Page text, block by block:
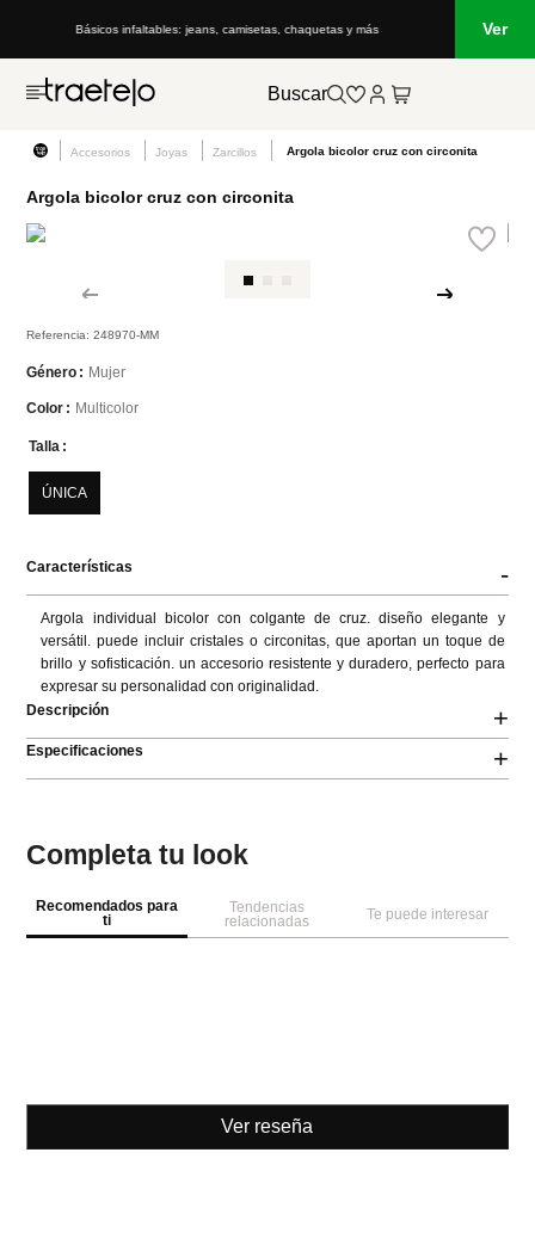
Básicos infaltables: jeans, camisetas, chaquetas y más Ver
Buscar
Accesorios Joyas Zarcillos Argola bicolor cruz con circonita
Argola bicolor cruz con circonita
Referencia:248970-MM
Género Mujer
Color Multicolor
Talla
ÚNICA
Características -
Argola individual bicolor con colgante de cruz. diseño elegante y
versátil. puede incluir cristales o circonitas, que aportan un toque de
brillo y sofisticación. un accesorio resistente y duradero, perfecto para
expresar su personalidad con originalidad.
Descripción
+
Especificaciones +
Completa tu look
Recomendados para
ti
Tendencias
relacionadas
Te puede interesar
Ver reseña